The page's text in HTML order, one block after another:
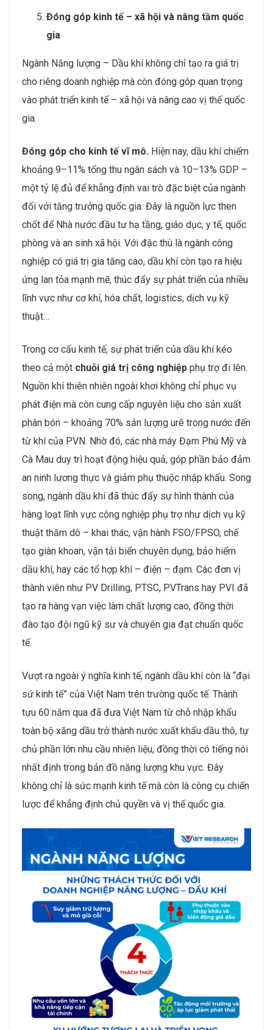
Đóng góp kinh tế – xã hội và nâng tầm quốc
gia
Ngành Năng lượng – Dầu khí không chỉ tạo ra giá trị
cho riêng doanh nghiệp mà còn đóng góp quan trọng
vào phát triển kinh tế – xã hội và nâng cao vị thế quốc
gia.
Đóng góp cho kinh tế vĩ mô. Hiện nay, dầu khí chiếm
khoảng 9–11% tổng thu ngân sách và 10–13% GDP –
một tỷ lệ đủ để khẳng định vai trò đặc biệt của ngành
đối với tăng trưởng quốc gia. Đây là nguồn lực then
chốt để Nhà nước đầu tư hạ tầng, giáo dục, y tế, quốc
phòng và an sinh xã hội. Với đặc thù là ngành công
nghiệp có giá trị gia tăng cao, dầu khí còn tạo ra hiệu
ứng lan tỏa mạnh mẽ, thúc đẩy sự phát triển của nhiều
lĩnh vực như cơ khí, hóa chất, logistics, dịch vụ kỹ
thuật…
Trong cơ cấu kinh tế, sự phát triển của dầu khí kéo
theo cả một chuỗi giá trị công nghiệp phụ trợ đi lên.
Nguồn khí thiên nhiên ngoài khơi không chỉ phục vụ
phát điện mà còn cung cấp nguyên liệu cho sản xuất
phân bón – khoảng 70% sản lượng urê trong nước đến
từ khí của PVN. Nhờ đó, các nhà máy Đạm Phú Mỹ và
Cà Mau duy trì hoạt động hiệu quả, góp phần bảo đảm
an ninh lương thực và giảm phụ thuộc nhập khẩu. Song
song, ngành dầu khí đã thúc đẩy sự hình thành của
hàng loạt lĩnh vực công nghiệp phụ trợ như dịch vụ kỹ
thuật thăm dò – khai thác, vận hành FSO/FPSO, chế
tạo giàn khoan, vận tải biển chuyên dụng, bảo hiểm
dầu khí, hay các tổ hợp khí – điện – đạm. Các đơn vị
thành viên như PV Drilling, PTSC, PVTrans hay PVI đã
tạo ra hàng vạn việc làm chất lượng cao, đồng thời
đào tạo đội ngũ kỹ sư và chuyên gia đạt chuẩn quốc
tế.
Vượt ra ngoài ý nghĩa kinh tế, ngành dầu khí còn là “đại
sứ kinh tế” của Việt Nam trên trường quốc tế. Thành
tựu 60 năm qua đã đưa Việt Nam từ chỗ nhập khẩu
toàn bộ xăng dầu trở thành nước xuất khẩu dầu thô, tự
chủ phần lớn nhu cầu nhiên liệu, đồng thời có tiếng nói
nhất định trong bản đồ năng lượng khu vực. Đây
không chỉ là sức mạnh kinh tế mà còn là công cụ chiến
lược để khẳng định chủ quyền và vị thế quốc gia.